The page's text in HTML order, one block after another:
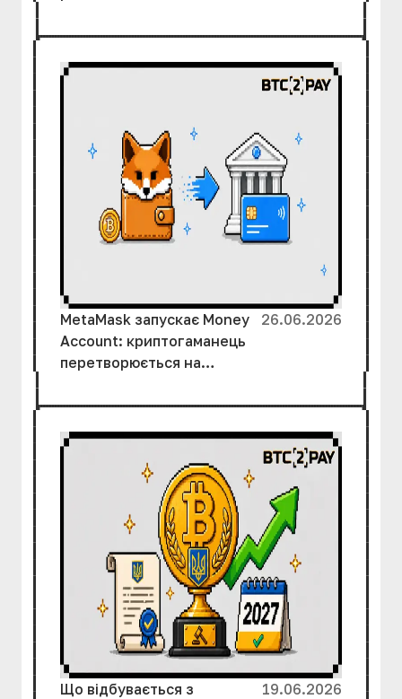
MetaMask запускає Money
Account: криптогаманець
перетворюється на
26.06.2026
Що відбувається з 19.06.2026